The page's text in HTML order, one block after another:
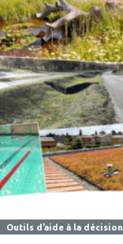
Outils d’aide à la décision